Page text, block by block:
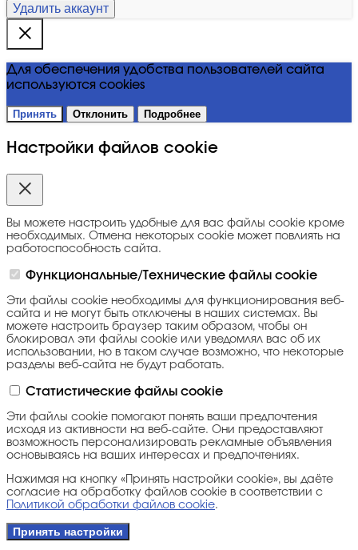
Удалить аккаунт
Для обеспечения удобства пользователей сайта
используются cookies
Принять Отклонить Подробнее
Настройки файлов cookie
Вы можете настроить удобные для вас файлы cookie кроме
необходимых. Отмена некоторых cookie может повлиять на
работоспособность сайта.
Функциональные/Технические файлы cookie
Эти файлы cookie необходимы для функционирования веб-
сайта и не могут быть отключены в наших системах. Вы
можете настроить браузер таким образом, чтобы он
блокировал эти файлы cookie или уведомлял вас об их
использовании, но в таком случае возможно, что некоторые
разделы веб-сайта не будут работать.
Статистические файлы cookie
Эти файлы cookie помогают понять ваши предпочтения
исходя из активности на веб-сайте. Они предоставляют
возможность персонализировать рекламные объявления
основываясь на ваших интересах и предпочтениях.
Нажимая на кнопку «Принять настройки cookie», вы даёте
согласие на обработку файлов cookie в соответствии с
Политикой обработки файлов cookie.
Принять настройки